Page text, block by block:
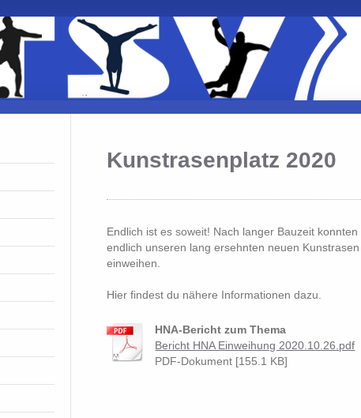
Kunstrasenplatz 2020
Endlich ist es soweit! Nach langer Bauzeit konnten
endlich unseren lang ersehnten neuen Kunstrasen
einweihen.
Hier findest du nähere Informationen dazu.
HNA-Bericht zum Thema
Bericht HNA Einweihung 2020.10.26.pdf
PDF-Dokument [155.1 KB]